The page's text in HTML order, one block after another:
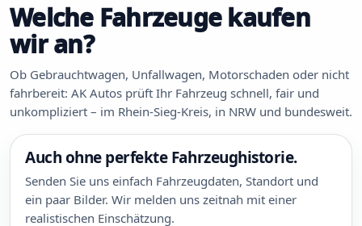
Welche Fahrzeuge kaufen
wir an?
Ob Gebrauchtwagen, Unfallwagen, Motorschaden oder nicht
fahrbereit: AK Autos prüft Ihr Fahrzeug schnell, fair und
unkompliziert – im Rhein-Sieg-Kreis, in NRW und bundesweit.
Auch ohne perfekte Fahrzeughistorie.
Senden Sie uns einfach Fahrzeugdaten, Standort und
ein paar Bilder. Wir melden uns zeitnah mit einer
realistischen Einschätzung.